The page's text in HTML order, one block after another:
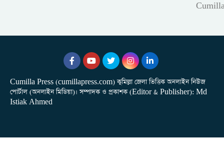
Cumilla Press (cumillapress.com) কুমিল্লা জেলা ভিত্তিক অনলাইন নিউজ
পোর্টাল (অনলাইন মিডিয়া)। সম্পাদক ও প্রকাশক (Editor & Publisher): Md
Istiak Ahmed